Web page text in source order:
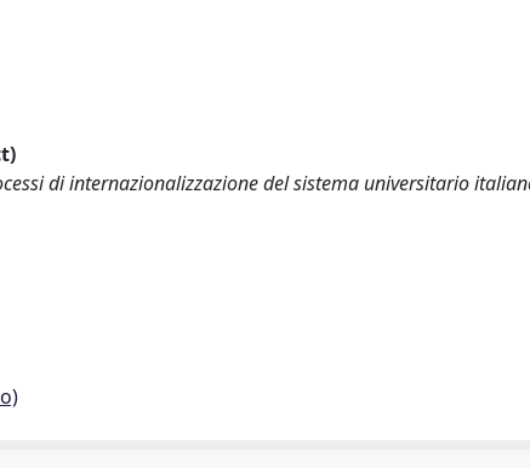
di internazionalizzazione del sistema universitario